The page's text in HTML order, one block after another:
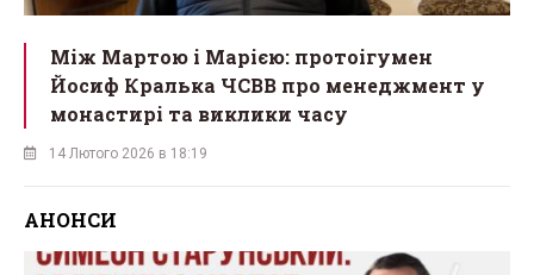
Між Мартою і Марією: протоігумен
Йосиф Кралька ЧСВВ про менеджмент у
монастирі та виклики часу
14 Лютого 2026 в 18:19
АНОНСИ